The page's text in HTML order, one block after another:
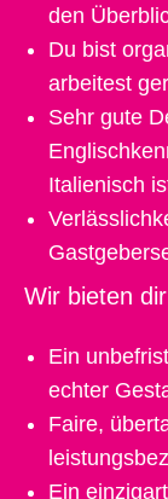
den
Du bist
arbeitest
Sehr gute
Italienisch
Wir bieten dir
Ein
echter
Faire,
Ein